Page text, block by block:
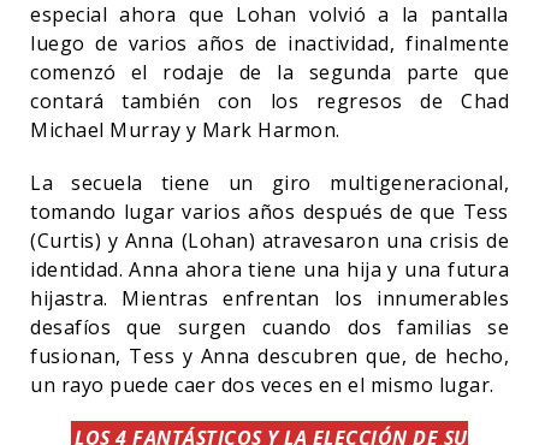
especial ahora que Lohan volvió a la pantalla
luego de varios años de inactividad, finalmente
comenzó el rodaje de la segunda parte que
contará también con los regresos de Chad
Michael Murray y Mark Harmon.
La secuela tiene un giro multigeneracional,
tomando lugar varios años después de que Tess
(Curtis) y Anna (Lohan) atravesaron una crisis de
identidad. Anna ahora tiene una hija y una futura
hijastra. Mientras enfrentan los innumerables
desafíos que surgen cuando dos familias se
fusionan, Tess y Anna descubren que, de hecho,
un rayo puede caer dos veces en el mismo lugar.
LOS 4 FANTÁSTICOS Y LA ELECCIÓN DE SU